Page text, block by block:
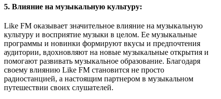
5. Влияние на музыкальную культуру:
Like FM оказывает значительное влияние на музыкальную
культуру и восприятие музыки в целом. Ее музыкальные
программы и новинки формируют вкусы и предпочтения
аудитории, вдохновляют на новые музыкальные открытия и
помогают развивать музыкальное образование. Благодаря
своему влиянию Like FM становится не просто
радиостанцией, а настоящим партнером в музыкальном
путешествии своих слушателей.